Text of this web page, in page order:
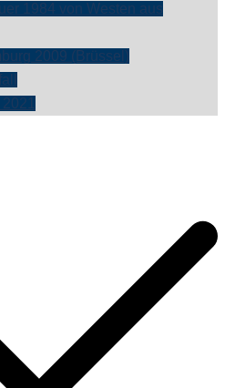
1984 von Westen aus
2009 (Brüssel)